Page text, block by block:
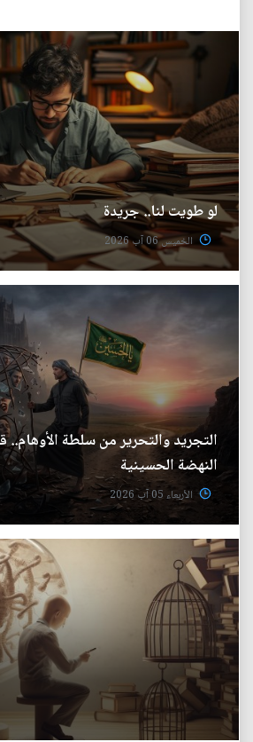
لو طويت لنا.. جريدة
الخميس 06 آب 2026
التجريد والتحرير من سلطة
النهضة الحسينية
الأربعاء 05 آب 2026